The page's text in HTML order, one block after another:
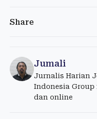
Share
Jumali
Jurnalis Harian
Indonesia
dan online